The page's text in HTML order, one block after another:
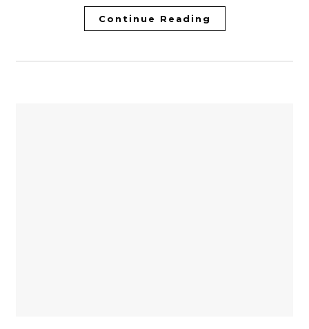
Continue Reading